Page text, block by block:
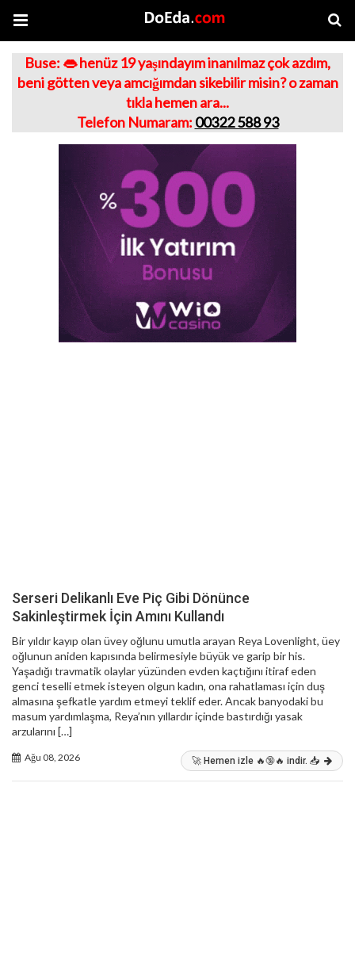
Buse: 👄 henüz 19 yaşındayım inanılmaz çok azdım,
beni götten veya amcığımdan sikebilir misin? o zaman
tıkla hemen ara...
Telefon Numaram: 00322 588 93
Serseri Delikanlı Eve Piç Gibi Dönünce
Sakinleştirmek İçin Amını Kullandı
Bir yıldır kayıp olan üvey oğlunu umutla arayan Reya Lovenlight, üey
oğlunun aniden kapısında belirmesiyle büyük ve garip bir his.
Yaşadığı travmatik olaylar yüzünden evden kaçtığını itiraf eden
genci teselli etmek isteyen olgun kadın, ona rahatlaması için duş
almasına şefkatle yardım etmeyi teklif eder. Ancak banyodaki bu
masum yardımlaşma, Reya’nın yıllardır içinde bastırdığı yasak
arzularını […]
Ağu 08, 2026 🚀 Hemen izle 🔥🔞🔥 indir. 📥